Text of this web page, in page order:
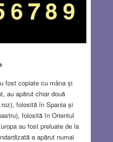
fost copiate cu mâna și
au apărut chiar două
folosită în Spania și
folosită în Orientul
au fost preluate de la
a apărut numai